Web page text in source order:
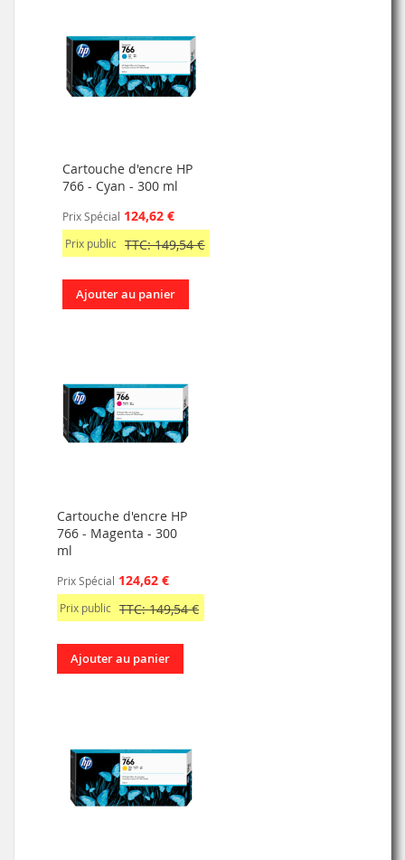
Cartouche d'encre HP
766 - Cyan - 300 ml
Prix Spécial 124,62 €
Prix public TTC: 149,54 €
Ajouter au panier
Cartouche d'encre HP
766 - Magenta - 300
ml
Prix Spécial 124,62 €
Prix public TTC: 149,54 €
Ajouter au panier